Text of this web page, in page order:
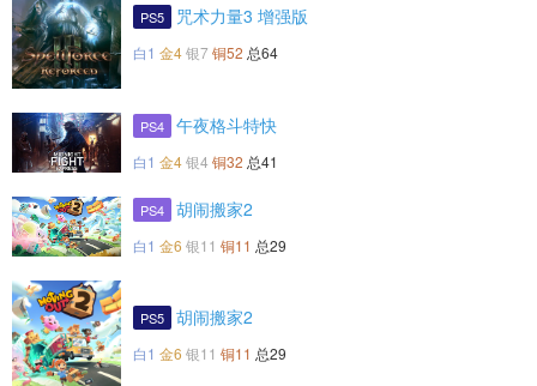
PS5 咒术力量3 增强版
白1 金4银7 铜52 总64
PS4 午夜格斗特快
白1 金4银4 铜32 总41
PS4 胡闹搬家2
白1 金6 银11 铜11 总29
PS5 胡闹搬家2
白1 金6 银11 铜11 总29